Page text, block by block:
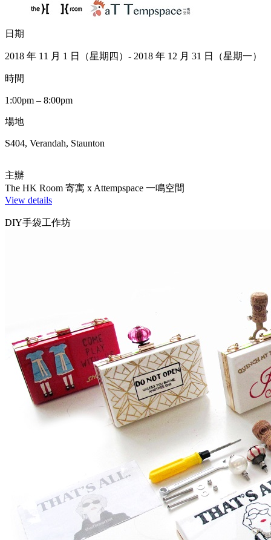
日期
2018 年 11 月 1 日（星期四）- 2018 年 12 月 31 日（星期一）
時間
1:00pm – 8:00pm
場地
S404, Verandah, Staunton
主辦
The HK Room 寄寓 x Attempspace 一鳴空間
View details
DIY手袋工作坊